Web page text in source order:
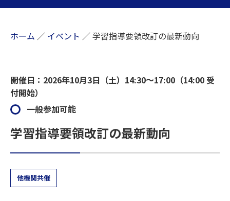
ホーム ／ イベント ／学習指導要領改訂の最新動向
開催日：2026年10月3日（土）14:30～17:00（14:00 受
付開始）
一般参加可能
学習指導要領改訂の最新動向
他機関共催